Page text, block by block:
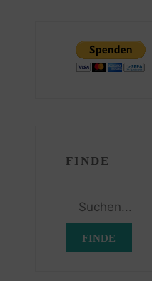
FINDE
Suchen
nach: